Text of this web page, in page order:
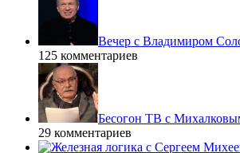
Вечер с Владимиром
125 комментариев
Бесогон ТВ с
29 комментариев